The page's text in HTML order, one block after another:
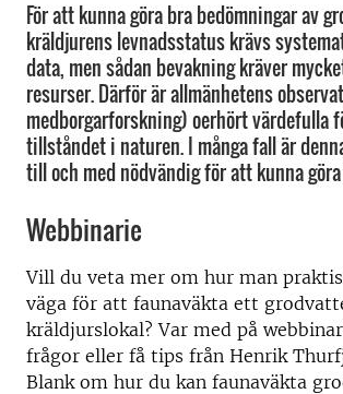
För att kunna göra bra bedömningar av
kräldjurens levnadsstatus krävs
data, men sådan bevakning kräver
resurser. Därför är allmänhetens
medborgarforskning) oerhört värdefulla
tillståndet i naturen. I många fall är
till och med nödvändig för att kunna
Webbinarie
Vill du veta mer om hur man
väga för att faunaväkta ett
kräldjurslokal? Var med på
frågor eller få tips från Henrik
Blank om hur du kan faunaväkta